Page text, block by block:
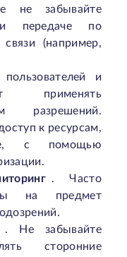
не забывайте
передаче по
(например,
и
применять
разрешений.
к ресурсам,
с помощью
. Часто
на предмет
. Не забывайте
сторонние